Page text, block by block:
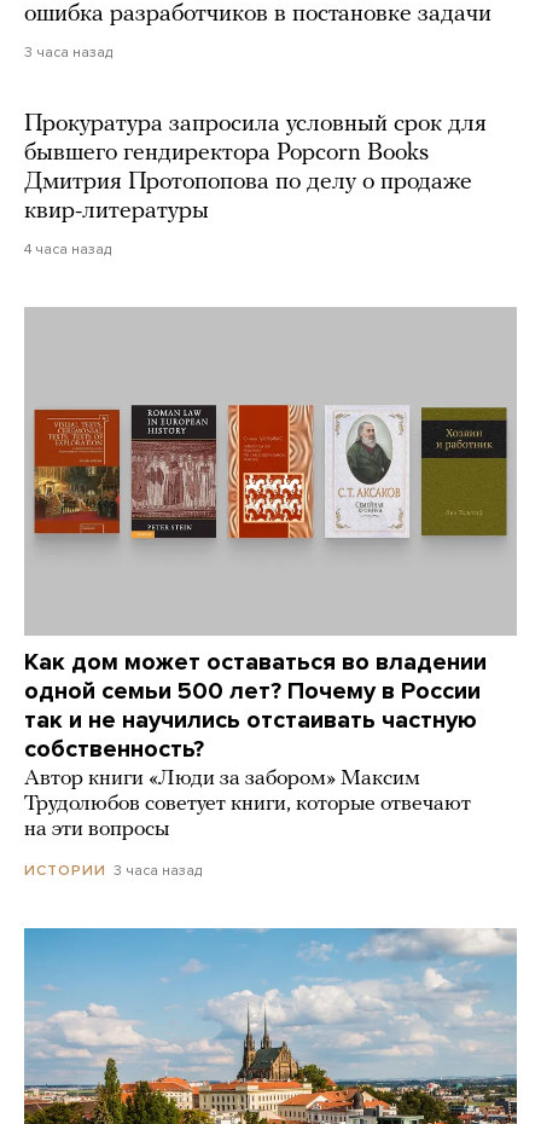
ошибка разработчиков в постановке задачи
3 часа назад
Прокуратура запросила условный срок для
бывшего гендиректора Popcorn Books
Дмитрия Протопопова по делу о продаже
квир-литературы
4 часа назад
Как дом может оставаться во владении
одной семьи 500 лет? Почему в России
так и не научились отстаивать частную
собственность?
Автор книги «Люди за забором» Максим
Трудолюбов советует книги, которые отвечают
на эти вопросы
ИСТОРИИ 3 часа назад